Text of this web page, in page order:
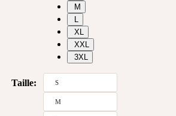
Taille:
M
L
XL
XXL
3XL
S
M